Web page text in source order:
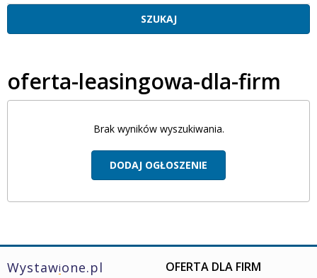
oferta-leasingowa-dla-firm
Brak wyników wyszukiwania.
DODAJ OGŁOSZENIE
Wystawione.pl OFERTA DLA FIRM